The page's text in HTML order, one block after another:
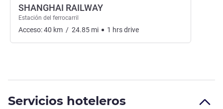
SHANGHAI RAILWAY
Estación del ferrocarril
Acceso:40 km / 24.85 mi 1 hrsdrive
Servicios hoteleros